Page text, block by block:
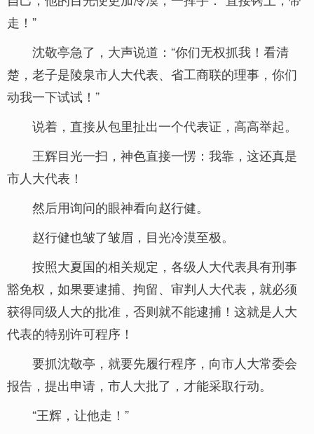
走！”
沈敬亭急了，大声说道：“你们无权抓我！看清
楚，老子是陵泉市人大代表、省工商联的理事，你们
动我一下试试！”
说着，直接从包里扯出一个代表证，高高举起。
王辉目光一扫，神色直接一愣：我靠，这还真是
市人大代表！
然后用询问的眼神看向赵行健。
赵行健也皱了皱眉，目光冷漠至极。
按照大夏国的相关规定，各级人大代表具有刑事
豁免权，如果要逮捕、拘留、审判人大代表，就必须
获得同级人大的批准，否则就不能逮捕！这就是人大
代表的特别许可程序！
要抓沈敬亭，就要先履行程序，向市人大常委会
报告，提出申请，市人大批了，才能采取行动。
“王辉，让他走！”